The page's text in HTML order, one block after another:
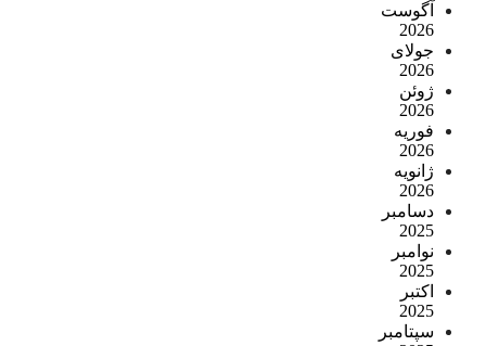
آگوست
2026
جولای
2026
ژوئن
2026
فوریه
2026
ژانویه
2026
دسامبر
2025
نوامبر
2025
اکتبر
2025
سپتامبر